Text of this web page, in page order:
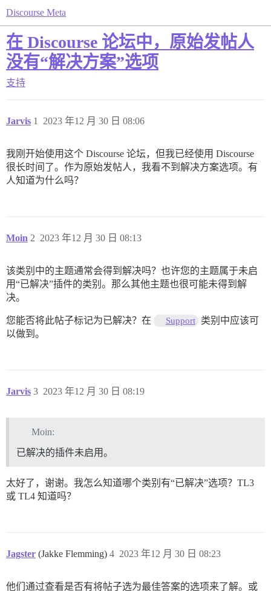
Discourse Meta
在 Discourse 论坛中，原始发帖人
没有“解决方案”选项
支持
Jarvis 2023 年12 月 30 日 08:06
1
我刚开始使用这个 Discourse 论坛，但我已经使用 Discourse
很长时间了。作为原始发帖人，我看不到解决方案选项。有
人知道为什么吗？
Moin 2023 年12 月 30 日 08:13
2
该类别中的主题通常会得到解决吗？也许您的主题属于未启
用“已解决”插件的类别。那么其他主题也很可能未得到解
决。
您能否将此帖子标记为已解决？在 Support
类别中应该可
以做到。
Jarvis 2023 年12 月 30 日 08:19
3
Moin:
已解决的插件未启用。
太好了，谢谢。我怎么知道哪个类别有“已解决”选项？TL3
或 TL4 知道吗？
Jagster (Jakke Flemming) 2023 年12 月 30 日 08:23
4
他们通过查看是否有将帖子选为最佳答案的选项来了解。或